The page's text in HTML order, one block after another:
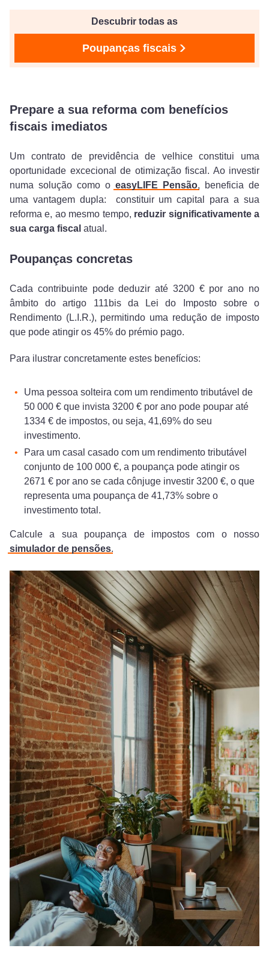
Descubrir todas as
Poupanças fiscais
Prepare a sua reforma com benefícios
fiscais imediatos
Um contrato de previdência de velhice constitui uma
oportunidade excecional de otimização fiscal. Ao investir
numa solução como o easyLIFE Pensão, beneficia de
uma vantagem dupla: constituir um capital para a sua
reforma e, ao mesmo tempo, reduzir significativamente a
sua carga fiscal atual.
Poupanças concretas
Cada contribuinte pode deduzir até 3200 € por ano no
âmbito do artigo 111bis da Lei do Imposto sobre o
Rendimento (L.I.R.), permitindo uma redução de imposto
que pode atingir os 45% do prémio pago.
Para ilustrar concretamente estes benefícios:
Uma pessoa solteira com um rendimento tributável de
50 000 € que invista 3200 € por ano pode poupar até
1334 € de impostos, ou seja, 41,69% do seu
investimento.
Para um casal casado com um rendimento tributável
conjunto de 100 000 €, a poupança pode atingir os
2671 € por ano se cada cônjuge investir 3200 €, o que
representa uma poupança de 41,73% sobre o
investimento total.
Calcule a sua poupança de impostos com o nosso
simulador de pensões.